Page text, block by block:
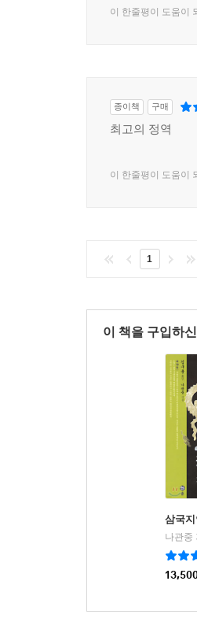
이 한줄평이 도움이
종이책 구매
최고의 정역
이 한줄평이 도움이
1
이 책을 구입하
삼국
나관중